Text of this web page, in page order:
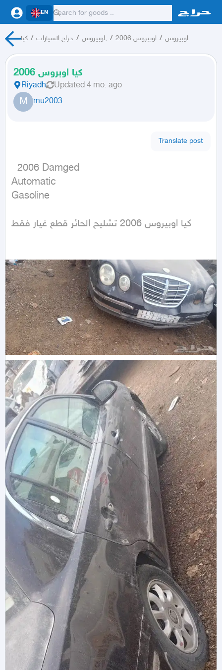
EN
كيا / حراج السيارات / اوبيروس, / اوبيروس 2006 / اوبيروس
كيا اوبروس 2006
Riyadh Updated 4 mo. ago
M mu2003
Translate post
Automatic
Gasoline
كيا اوبيروس 2006 تشليح الحائر قطع غيار فقط